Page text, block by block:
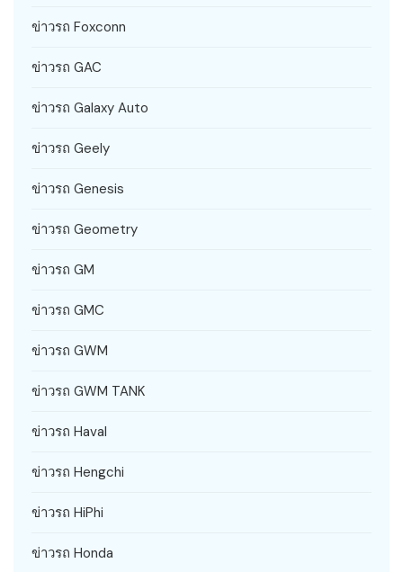
ข่าวรถ Foxconn
ข่าวรถ GAC
ข่าวรถ Galaxy Auto
ข่าวรถ Geely
ข่าวรถ Genesis
ข่าวรถ Geometry
ข่าวรถ GM
ข่าวรถ GMC
ข่าวรถ GWM
ข่าวรถ GWM TANK
ข่าวรถ Haval
ข่าวรถ Hengchi
ข่าวรถ HiPhi
ข่าวรถ Honda